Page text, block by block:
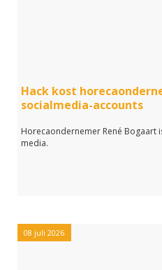
Hack kost
socialmedia-accounts
Horecaondernemer René Bogaart
media.
08 juli 2026